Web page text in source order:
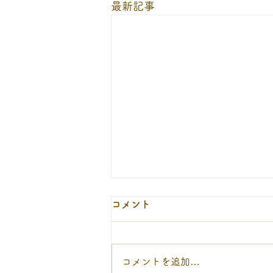
最新記事
９月１２日の休診について
として休診となります。ご迷惑を
おかけいたしますが、何卒ご理解
コメント
コメントを追加…